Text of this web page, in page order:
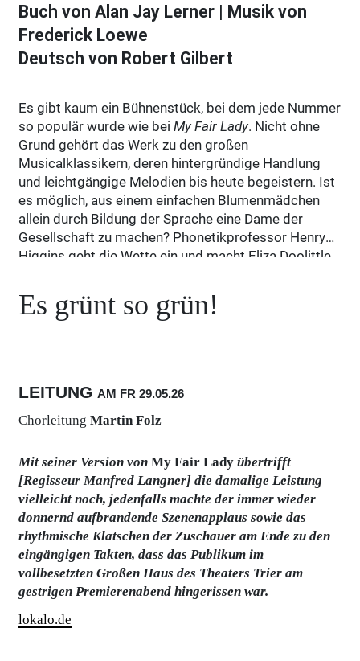
Buch von Alan Jay Lerner | Musik von
Frederick Loewe
Deutsch von Robert Gilbert
Es gibt kaum ein Bühnenstück, bei dem jede Nummer
so populär wurde wie beiMy Fair Lady. Nicht ohne
Grund gehört das Werk zu den großen
Musicalklassikern, deren hintergründige Handlung
und leichtgängige Melodien bis heute begeistern. Ist
es möglich, aus einem einfachen Blumenmädchen
allein durch Bildung der Sprache eine Dame der
Gesellschaft zu machen? Phonetikprofessor Henry
Higgins geht die Wette ein und macht Eliza Doolittle
wissenschaftlichen Objekt. Tag und Nacht quält er
sie mit absurden Sprachübungen: „Es grünt so grün,
Frage: Wer hat hier wen wie verändert, und was ist es,
das letztlich einen Menschen ausmacht? Neben
seiner eingängigen, abwechslungsreichen und
Tänzen und aufwändiger Ausstattung sind es vor
allem die genialen Dialoge und der charmante Witz,
die aus dem pointiert satirischen Sittengemälde eine
starke Liebesgeschichte entwickeln.
Es grünt so grün!
LEITUNG AM FR29.05.26
Chorleitung Martin Folz
Mit seiner Version vonMy Fair Ladyübertrifft
[Regisseur Manfred Langner] die damalige Leistung
vielleicht noch, jedenfalls machte der immer wieder
donnernd aufbrandende Szenenapplaus sowie das
rhythmische Klatschen der Zuschauer am Ende zu den
eingängigen Takten, dass das Publikum im
vollbesetzten Großen Haus des Theaters Trier am
gestrigen Premierenabend hingerissen war.
lokalo.de